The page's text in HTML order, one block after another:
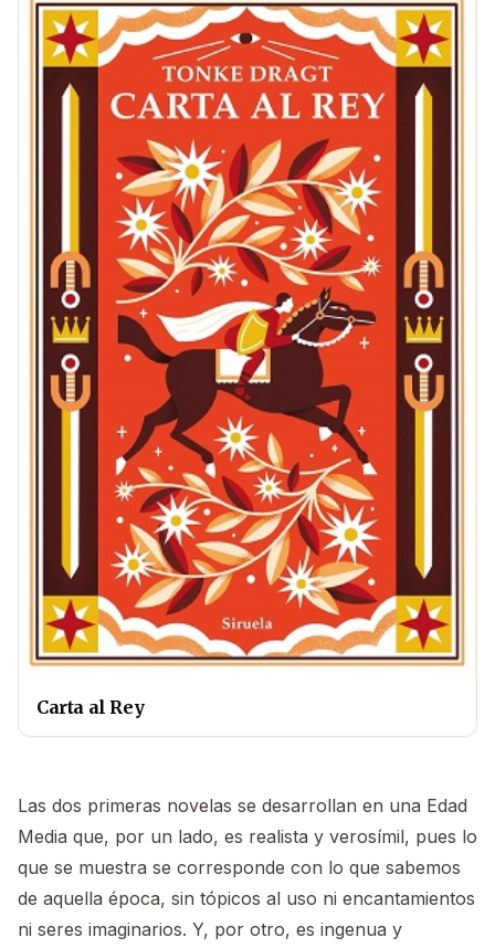
Carta al Rey
Las dos primeras novelas se desarrollan en una Edad
Media que, por un lado, es realista y verosímil, pues lo
que se muestra se corresponde con lo que sabemos
de aquella época, sin tópicos al uso ni encantamientos
ni seres imaginarios. Y, por otro, es ingenua y